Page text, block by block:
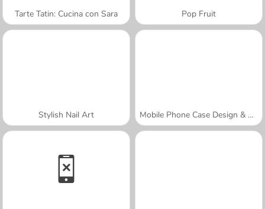
Tarte Tatin: Cucina con Sara Pop Fruit
Stylish Nail Art Mobile Phone Case Design & DIY